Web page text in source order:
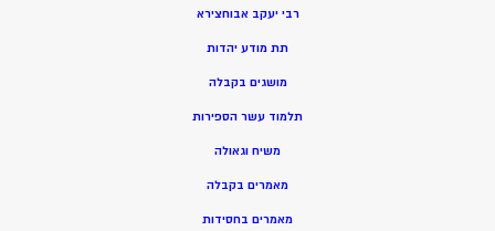
רבי יעקב אבוחצירא
תת מודע יהדות
מושגים בקבלה
תלמוד עשר הספירות
משיח וגאולה
מאמרים בקבלה
מאמרים בחסידות